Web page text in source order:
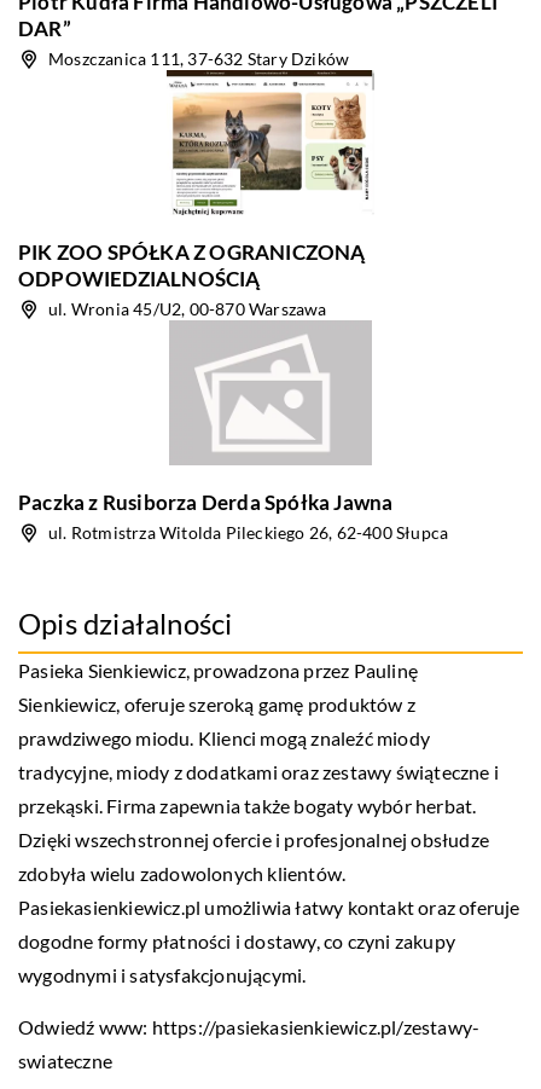
DAR”
Moszczanica 111, 37-632 Stary Dzików
PIK ZOO SPÓŁKA Z OGRANICZONĄ
ODPOWIEDZIALNOŚCIĄ
ul. Wronia 45/U2, 00-870 Warszawa
Paczka z Rusiborza Derda Spółka Jawna
ul. Rotmistrza Witolda Pileckiego 26, 62-400 Słupca
Opis działalności
Pasieka Sienkiewicz, prowadzona przez Paulinę
Sienkiewicz, oferuje szeroką gamę produktów z
prawdziwego miodu. Klienci mogą znaleźć miody
tradycyjne, miody z dodatkami oraz zestawy świąteczne i
przekąski. Firma zapewnia także bogaty wybór herbat.
Dzięki wszechstronnej ofercie i profesjonalnej obsłudze
zdobyła wielu zadowolonych klientów.
Pasiekasienkiewicz.pl umożliwia łatwy kontakt oraz oferuje
dogodne formy płatności i dostawy, co czyni zakupy
wygodnymi i satysfakcjonującymi.
Odwiedź www: https://pasiekasienkiewicz.pl/zestawy-
swiateczne